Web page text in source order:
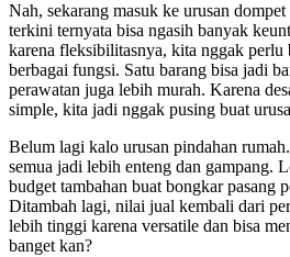
Nah, sekarang masuk ke urusan
terkini ternyata bisa ngasih banyak
karena fleksibilitasnya, kita nggak perlu
berbagai fungsi. Satu barang bisa jadi
perawatan juga lebih murah. Karena
simple, kita jadi nggak pusing buat
Belum lagi kalo urusan pindahan
semua jadi lebih enteng dan gampang.
budget tambahan buat bongkar pasang
Ditambah lagi, nilai jual kembali dari
lebih tinggi karena versatile dan bisa
banget kan?